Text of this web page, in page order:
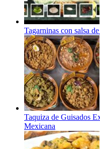
Tagarninas con salsa
Taquiza de Guisados
Mexicana